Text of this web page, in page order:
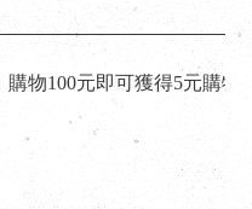
得5元購物金、購物2000元